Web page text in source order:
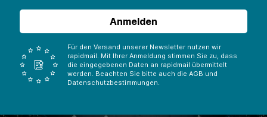
Anmelden
Für den Versand unserer Newsletter nutzen wir
rapidmail. Mit Ihrer Anmeldung stimmen Sie zu, dass
die eingegebenen Daten an rapidmail übermittelt
werden. Beachten Sie bitte auch die AGB und
Datenschutzbestimmungen.